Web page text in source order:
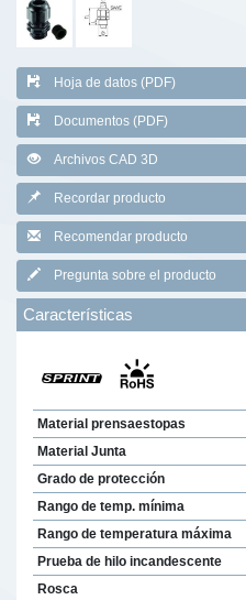
Hoja de datos (PDF)
Documentos (PDF)
Archivos CAD 3D
Recordar producto
Recomendar producto
Pregunta sobre el producto
Características
Material prensaestopas
Material Junta
Grado de protección
Rango de temp. mínima
Rango de temperatura máxima
Prueba de hilo incandescente
Rosca